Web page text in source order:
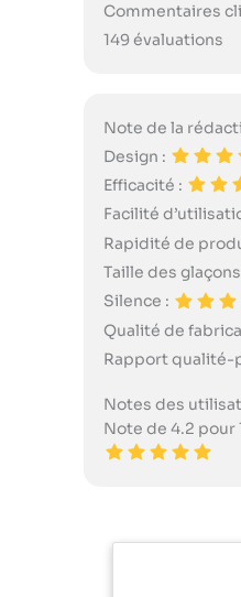
Commentaires
149 évaluations
Note de la
Design :
Efficacité :
Facilité
Rapidité de
Taille des
Silence :
Qualité de
Rapport qualité-
Notes des
Note de 4.2 pour